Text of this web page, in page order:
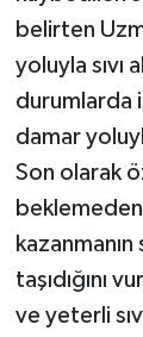
belirten
yoluyla sıvı
durumlarda
damar
Son olarak
beklemeden
taşıdığını
ve yeterli